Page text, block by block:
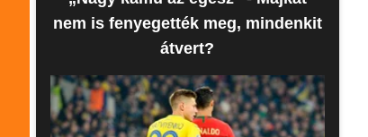
nem is fenyegették meg, mindenkit
átvert?